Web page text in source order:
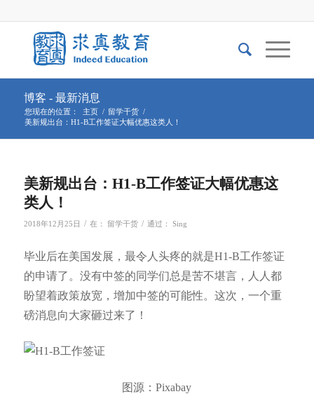
博客 - 最新消息
您现在的位置： 主页 / 留学干货 /
美新规出台：H1-B工作签证大幅优惠这类人！
美新规出台：H1-B工作签证大幅优惠这
类人！
2018年12月25日 / 在： 留学干货 / 通过： Sing
毕业后在美国发展，最令人头疼的就是H1-B工作签证
的申请了。没有中签的同学们总是苦不堪言，人人都
盼望着政策放宽，增加中签的可能性。这次，一个重
磅消息向大家砸过来了！
图源：Pixabay